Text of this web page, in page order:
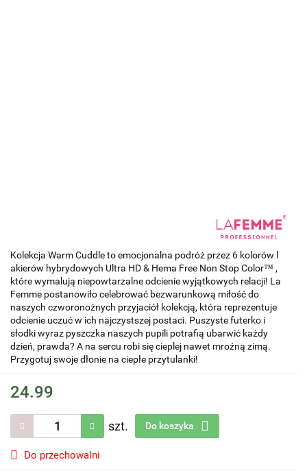
Kolekcja Warm Cuddle to emocjonalna podróż przez 6 kolorów l
akierów hybrydowych Ultra HD & Hema Free Non Stop Color™ ,
które wymalują niepowtarzalne odcienie wyjątkowych relacji! La
Femme postanowiło celebrować bezwarunkową miłość do
naszych czworonożnych przyjaciół kolekcją, która reprezentuje
odcienie uczuć w ich najczystszej postaci. Puszyste futerko i
słodki wyraz pyszczka naszych pupili potrafią ubarwić każdy
dzień, prawda? A na sercu robi się cieplej nawet mroźną zimą.
Przygotuj swoje dłonie na ciepłe przytulanki!
24.99
szt. Do koszyka
Do przechowalni